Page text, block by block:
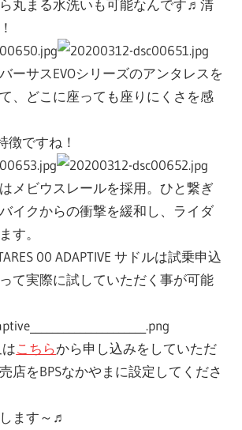
丸まる水洗いも可能なんです♬清
ーサスEVOシリーズのアンタレスを
、どこに座っても座りにくさを感
徴ですね！
メビウスレールを採用。ひと繋ぎ
イクからの衝撃を緩和し、ライダ
す。
00 ADAPTIVE サドルは試乗申込
て実際に試していただく事が可能
はこちらから申し込みをしていただ
店をBPSなかやまに設定してくださ
ます～♬